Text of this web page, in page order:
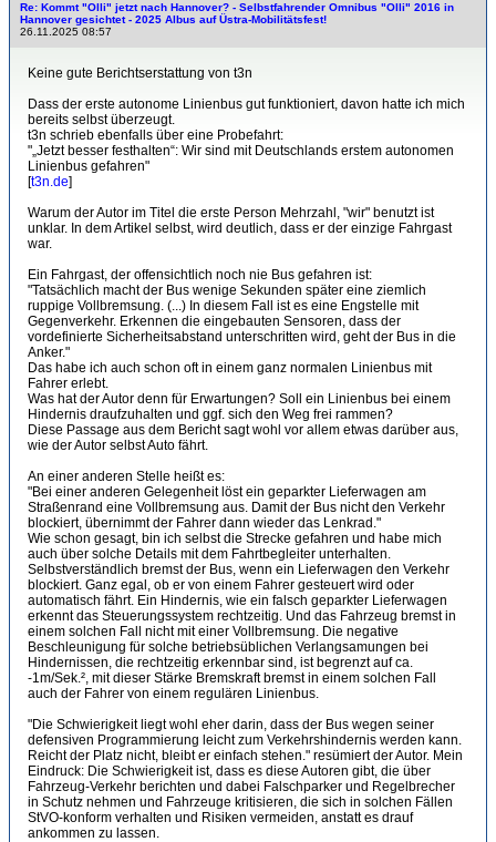
Re: Kommt "Olli" jetzt nach Hannover? - Selbstfahrender Omnibus "Olli" 2016 in
Hannover gesichtet - 2025 Albus auf Üstra-Mobilitätsfest!
26.11.2025 08:57
Keine gute Berichtserstattung von t3n
Dass der erste autonome Linienbus gut funktioniert, davon hatte ich mich
bereits selbst überzeugt.
t3n schrieb ebenfalls über eine Probefahrt:
"„Jetzt besser festhalten“: Wir sind mit Deutschlands erstem autonomen
Linienbus gefahren"
[t3n.de]
Warum der Autor im Titel die erste Person Mehrzahl, "wir" benutzt ist
unklar. In dem Artikel selbst, wird deutlich, dass er der einzige Fahrgast
war.
Ein Fahrgast, der offensichtlich noch nie Bus gefahren ist:
"Tatsächlich macht der Bus wenige Sekunden später eine ziemlich
ruppige Vollbremsung. (...) In diesem Fall ist es eine Engstelle mit
Gegenverkehr. Erkennen die eingebauten Sensoren, dass der
vordefinierte Sicherheitsabstand unterschritten wird, geht der Bus in die
Anker."
Das habe ich auch schon oft in einem ganz normalen Linienbus mit
Fahrer erlebt.
Was hat der Autor denn für Erwartungen? Soll ein Linienbus bei einem
Hindernis draufzuhalten und ggf. sich den Weg frei rammen?
Diese Passage aus dem Bericht sagt wohl vor allem etwas darüber aus,
wie der Autor selbst Auto fährt.
An einer anderen Stelle heißt es:
"Bei einer anderen Gelegenheit löst ein geparkter Lieferwagen am
Straßenrand eine Vollbremsung aus. Damit der Bus nicht den Verkehr
blockiert, übernimmt der Fahrer dann wieder das Lenkrad."
Wie schon gesagt, bin ich selbst die Strecke gefahren und habe mich
auch über solche Details mit dem Fahrtbegleiter unterhalten.
Selbstverständlich bremst der Bus, wenn ein Lieferwagen den Verkehr
blockiert. Ganz egal, ob er von einem Fahrer gesteuert wird oder
automatisch fährt. Ein Hindernis, wie ein falsch geparkter Lieferwagen
erkennt das Steuerungssystem rechtzeitig. Und das Fahrzeug bremst in
einem solchen Fall nicht mit einer Vollbremsung. Die negative
Beschleunigung für solche betriebsüblichen Verlangsamungen bei
Hindernissen, die rechtzeitig erkennbar sind, ist begrenzt auf ca.
-1m/Sek.², mit dieser Stärke Bremskraft bremst in einem solchen Fall
auch der Fahrer von einem regulären Linienbus.
"Die Schwierigkeit liegt wohl eher darin, dass der Bus wegen seiner
defensiven Programmierung leicht zum Verkehrshindernis werden kann.
Reicht der Platz nicht, bleibt er einfach stehen." resümiert der Autor. Mein
Eindruck: Die Schwierigkeit ist, dass es diese Autoren gibt, die über
Fahrzeug-Verkehr berichten und dabei Falschparker und Regelbrecher
in Schutz nehmen und Fahrzeuge kritisieren, die sich in solchen Fällen
StVO-konform verhalten und Risiken vermeiden, anstatt es drauf
ankommen zu lassen.